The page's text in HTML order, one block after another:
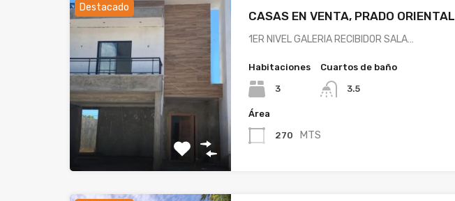
Destacado
CASAS EN VENTA, PRADO ORIENTAL
1ER NIVEL GALERIA RECIBIDOR SALA…
Habitaciones
3
Cuartos de baño
3.5
Área
270 MTS